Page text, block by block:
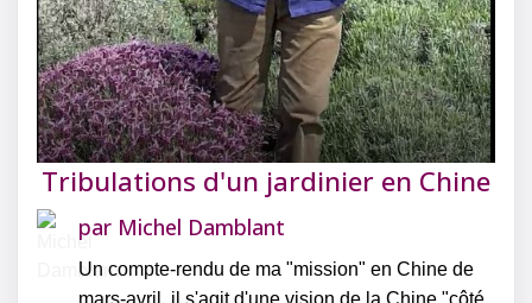
Tribulations d'un jardinier en Chine
par Michel Damblant
Un compte-rendu de ma "mission" en Chine de